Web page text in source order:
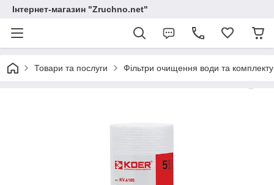
Інтернет-магазин "Zruchno.net"
Товари та послуги Фільтри очищення води та